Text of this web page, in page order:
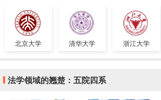
北京大学 清华大学 浙江大学
法学领域的翘楚：五院四系